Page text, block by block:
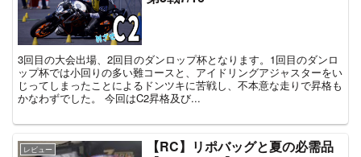
3回目の大会出場、2回目のダンロップ杯となります。1回目のダンロ
ップ杯では小回りの多い難コースと、アイドリングアジャスターをい
じってしまったことによるドンツキに苦戦し、不本意な走りで昇格も
かなわずでした。 今回はC2昇格及び...
レビュー
【RC】リポバッグと夏の必需品